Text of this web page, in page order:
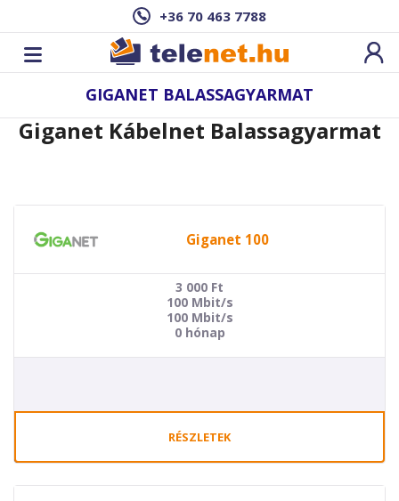
+36 70 463 7788
GIGANET BALASSAGYARMAT
Giganet Kábelnet Balassagyarmat
Giganet 100
3 000 Ft
100 Mbit/s
100 Mbit/s
0 hónap
RÉSZLETEK